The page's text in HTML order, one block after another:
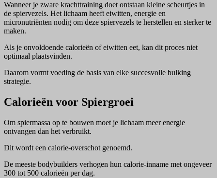
Wanneer je zware krachttraining doet ontstaan kleine scheurtjes in
de spiervezels. Het lichaam heeft eiwitten, energie en
micronutriënten nodig om deze spiervezels te herstellen en sterker te
maken.
Als je onvoldoende calorieën of eiwitten eet, kan dit proces niet
optimaal plaatsvinden.
Daarom vormt voeding de basis van elke succesvolle bulking
strategie.
Calorieën voor Spiergroei
Om spiermassa op te bouwen moet je lichaam meer energie
ontvangen dan het verbruikt.
Dit wordt een calorie-overschot genoemd.
De meeste bodybuilders verhogen hun calorie-inname met ongeveer
300 tot 500 calorieën per dag.